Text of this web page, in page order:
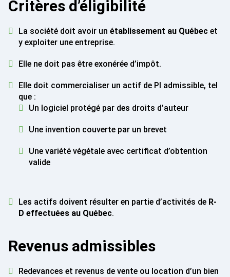
Critères d’éligibilité
La société doit avoir un établissement au Québec et
y exploiter une entreprise.
Elle ne doit pas être exonérée d’impôt.
Elle doit commercialiser un actif de PI admissible, tel
que :
Un logiciel protégé par des droits d’auteur
Une invention couverte par un brevet
Une variété végétale avec certificat d’obtention
valide
Les actifs doivent résulter en partie d’activités de R-
D effectuées au Québec.
Revenus admissibles
Redevances et revenus de vente ou location d’un bien